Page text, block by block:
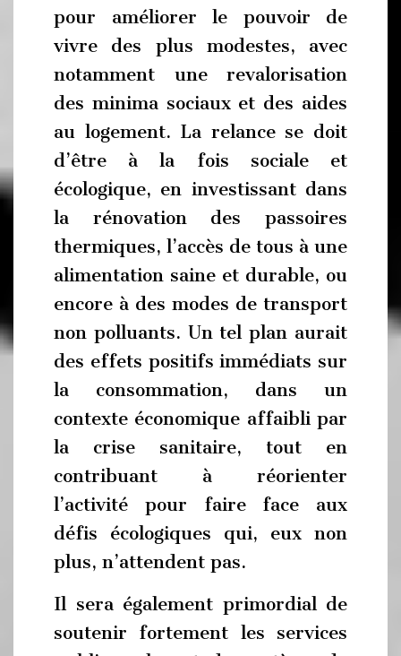
pour améliorer le pouvoir de
vivre des plus modestes, avec
notamment une revalorisation
des minima sociaux et des aides
au logement. La relance se doit
d’être à la fois sociale et
écologique, en investissant dans
la rénovation des passoires
thermiques, l’accès de tous à une
alimentation saine et durable, ou
encore à des modes de transport
non polluants. Un tel plan aurait
des effets positifs immédiats sur
la consommation, dans un
contexte économique affaibli par
la crise sanitaire, tout en
contribuant à réorienter
l’activité pour faire face aux
défis écologiques qui, eux non
plus, n’attendent pas.
Il sera également primordial de
soutenir fortement les services